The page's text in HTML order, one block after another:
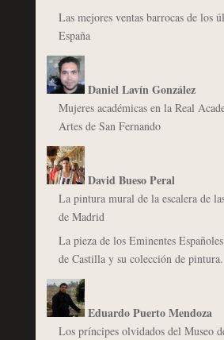
Las mejores ventas barrocas de los
España
Daniel Lavín González
Mujeres académicas en la Real
Artes de San Fernando
David Bueso Peral
La pintura mural de la escalera de
de Madrid
La pieza de los Eminentes
de Castilla y su colección de pintura.
Eduardo Puerto Mendoza
Los príncipes olvidados del Museo